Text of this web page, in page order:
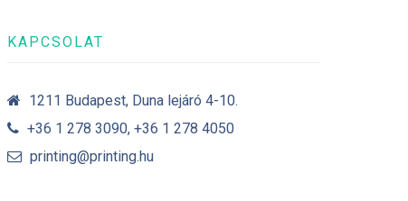
KAPCSOLAT
1211 Budapest, Duna lejáró 4-10.
+36 1 278 3090, +36 1 278 4050
printing@printing.hu